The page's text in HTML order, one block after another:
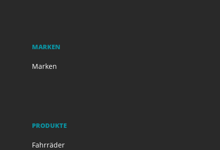
MARKEN
Marken
PRODUKTE
Fahrräder